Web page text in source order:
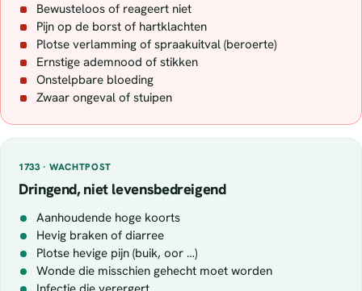
Bewusteloos of reageert niet
Pijn op de borst of hartklachten
Plotse verlamming of spraakuitval (beroerte)
Ernstige ademnood of stikken
Onstelpbare bloeding
Zwaar ongeval of stuipen
1733 · WACHTPOST
Dringend, niet levensbedreigend
Aanhoudende hoge koorts
Hevig braken of diarree
Plotse hevige pijn (buik, oor …)
Wonde die misschien gehecht moet worden